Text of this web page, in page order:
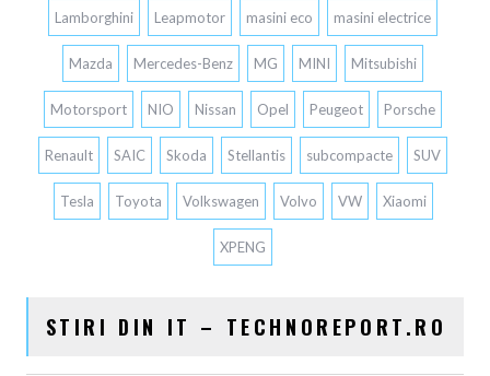
Lamborghini Leapmotor masini eco masini electrice
Mazda Mercedes-Benz MG MINI Mitsubishi
Motorsport NIO Nissan Opel Peugeot Porsche
Renault SAIC Skoda Stellantis subcompacte SUV
Tesla Toyota Volkswagen Volvo VW Xiaomi
XPENG
STIRI DIN IT – TECHNOREPORT.RO